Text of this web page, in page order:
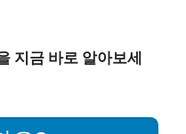
지금 바로 알아보세